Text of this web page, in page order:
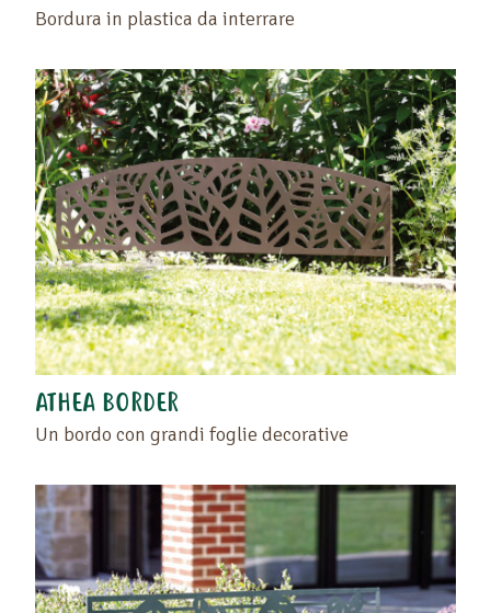
Bordura in plastica da interrare
ATHEA BORDER
Un bordo con grandi foglie decorative